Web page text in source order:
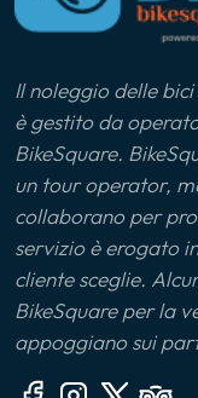
Il noleggio delle
è gestito da
BikeSquare.
un tour operator,
collaborano per
servizio è erogato
cliente sceglie.
BikeSquare per la
appoggiano sui